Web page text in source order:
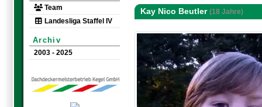
Team
Landesliga Staffel IV
Archiv
2003 - 2025
Kay Nico Beutler (18 Jahre)